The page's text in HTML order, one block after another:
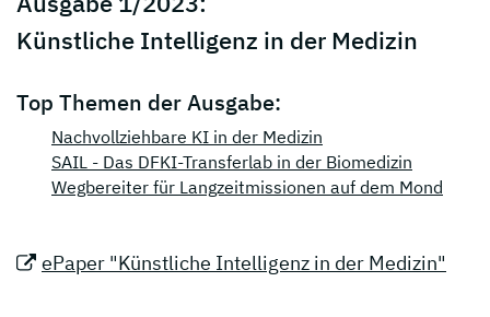
Künstliche Intelligenz in der Medizin
Top Themen der Ausgabe:
Nachvollziehbare KI in der Medizin
SAIL - Das DFKI-Transferlab in der Biomedizin
Wegbereiter für Langzeitmissionen auf dem Mond
ePaper "Künstliche Intelligenz in der Medizin"